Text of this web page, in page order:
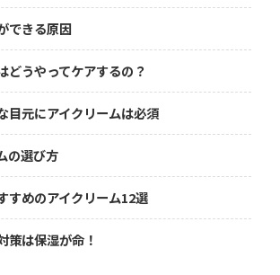
できる原因
どうやってケアするの？
目元にアイクリームは必須
の選び方
すめのアイクリーム12選
策は保湿が命！